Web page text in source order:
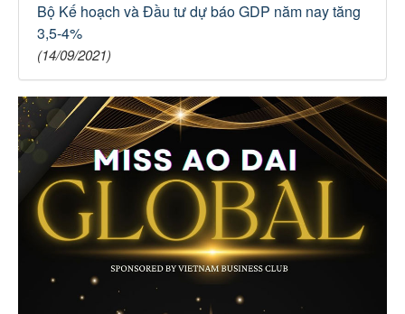
Bộ Kế hoạch và Đầu tư dự báo GDP năm nay tăng
3,5-4%
(14/09/2021)